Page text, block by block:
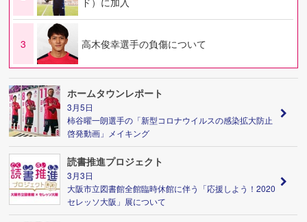
3 高木俊幸選手の負傷について
ホームタウンレポート
3月5日
柿谷曜一朗選手の「新型コロナウイルスの感染拡大防止
啓発動画」メイキング
読書推進プロジェクト
3月3日
大阪市立図書館全館臨時休館に伴う「応援しよう！2020
セレッソ大阪」展について